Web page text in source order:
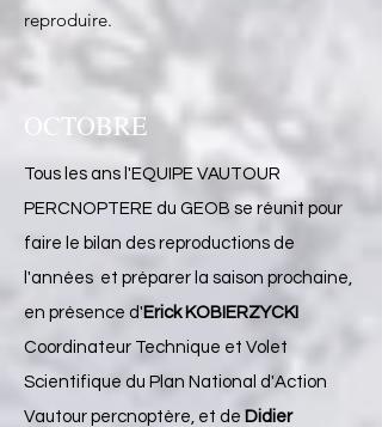
reproduire.​​
OCTOBRE
Tous les ans l'EQUIPE VAUTOUR
PERCNOPTERE du GEOB se réunit pour
faire le bilan des reproductions de
l'années et préparer la saison prochaine,
en présence d' Erick KOBIERZYCKI
Coordinateur Technique et Volet
Scientifique du Plan National d'Action
Vautour percnoptère, et de Didier